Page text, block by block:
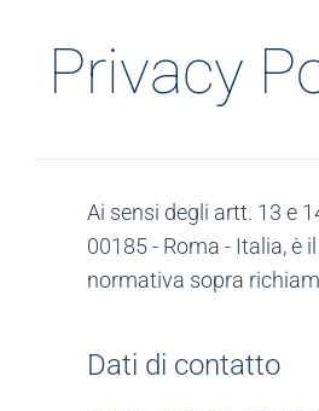
Privacy
Ai sensi degli artt. 13 e
00185 - Roma - Italia,
normativa sopra
Dati di contatto